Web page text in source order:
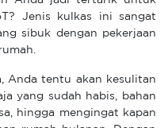
Jenis kulkas ini sangat
sibuk dengan pekerjaan
Anda tentu akan kesulitan
yang sudah habis, bahan
hingga mengingat kapan